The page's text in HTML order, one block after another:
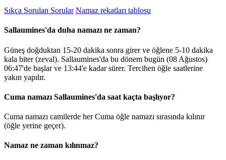
Sıkça Sorulan Sorular Namaz rekatları tablosu
Sallaumines'da duha namazı ne zaman?
Güneş doğduktan 15-20 dakika sonra girer ve öğlene 5-10 dakika
kala biter (zeval). Sallaumines'da bu dönem bugün (08 Ağustos)
06:47'de başlar ve 13:44'e kadar sürer. Tercihen öğle saatlerine
yakın yapılır.
Cuma namazı Sallaumines'da saat kaçta başlıyor?
Cuma namazı camilerde her Cuma öğle namazı sırasında kılınır
(öğle yerine geçer).
Namaz ne zaman kılınmaz?